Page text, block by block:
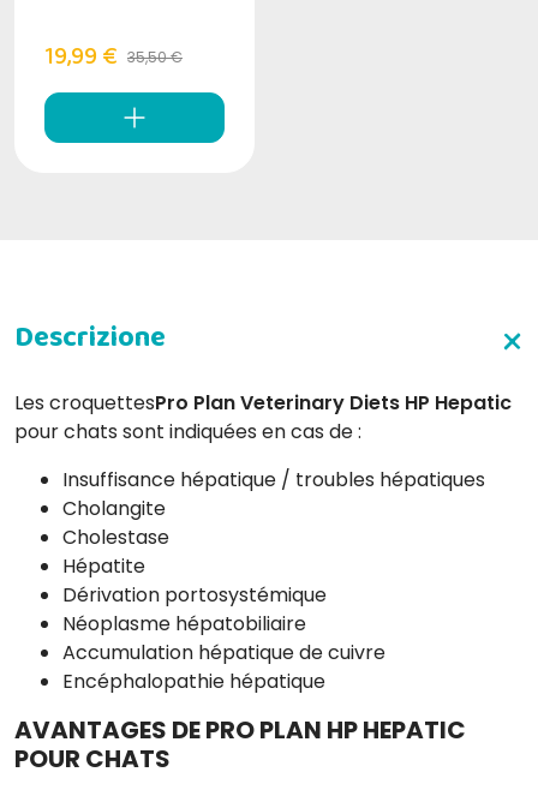
19,99 € 35,50 €
Les croquettesPro Plan Veterinary Diets HP Hepatic
pour chats sont indiquées en cas de :
Insuffisance hépatique / troubles hépatiques
Cholangite
Cholestase
Hépatite
Dérivation portosystémique
Néoplasme hépatobiliaire
Accumulation hépatique de cuivre
Encéphalopathie hépatique
AVANTAGES DE PRO PLAN HP HEPATIC
POUR CHATS